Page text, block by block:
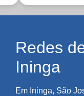
Redes
Ininga
Em Ininga, São